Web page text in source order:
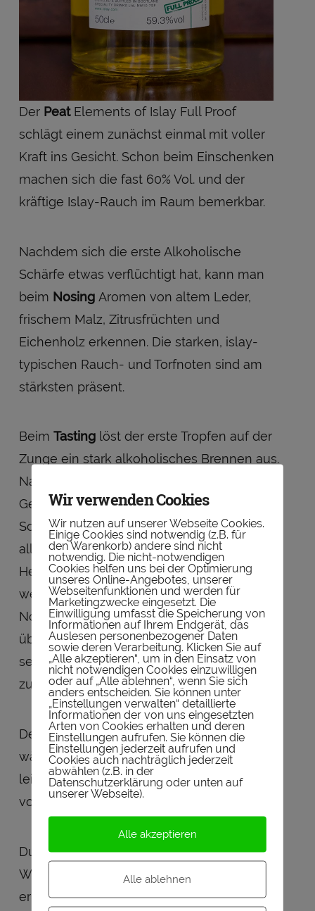
Der PeatElements of Islay Full Proof
schlägt einem zunächst einmal mit voller
Kraft ins Gesicht. Schon beim Einschenken
machen sich die fast 60% Vol. und der
kräftige Islay-Rauch im Raum bemerkbar.
Nachdem sich die erste Alkoholische
Schärfe etwas verflüchtigt hat, kann man
beim Nosing Aromen von altem Leder,
frischem Malz, Zitrusfrüchten und
Eichenholz erkennen. Die starken, islay-
typischen Rauch- und Torfnoten sind am
stärksten präsent.
Beim Tastinglöst der erste Tropfen auf der
Zunge ein stark alkoholisches Brennen aus.
Nachdem dieses nachlässt, machen sich
Geschmacksnoten von Getreide, dunkler
Schokolade, verschiedenen Früchten (vor
allem Apfel und Birne), leichten
Heidekräutern und Eiche bemerkbar. Diese
werden allerdings wieder – wie beim
Nosing – vom starken Torf und Rauch
übertüncht. Der intensive Rauchgeschmack
setzt sich aus Lagerfeuer und leichtem Jod
zusammen.
Der Abgangist sehr lange, sehr scharf,
wärmend, torfig und rauchig. Es bleibt eine
leichte Süße von Obst und der Geschmack
von erdigem Torf im Mund zurück.
Durch die Zugabe von ein paar Trofen
Wasser lässt sich dieser Blended Malt
erheblich entschärfen.
Wir verwenden Cookies
Wir nutzen auf unserer Webseite Cookies.
Einige Cookies sind notwendig (z.B. für
den Warenkorb) andere sind nicht
notwendig. Die nicht-notwendigen
Cookies helfen uns bei der Optimierung
unseres Online-Angebotes, unserer
Webseitenfunktionen und werden für
Marketingzwecke eingesetzt. Die
Einwilligung umfasst die Speicherung von
Informationen auf Ihrem Endgerät, das
Auslesen personenbezogener Daten
sowie deren Verarbeitung. Klicken Sie auf
„Alle akzeptieren“, um in den Einsatz von
nicht notwendigen Cookies einzuwilligen
oder auf „Alle ablehnen“, wenn Sie sich
anders entscheiden. Sie können unter
„Einstellungen verwalten“ detaillierte
Informationen der von uns eingesetzten
Arten von Cookies erhalten und deren
Einstellungen aufrufen. Sie können die
Einstellungen jederzeit aufrufen und
Cookies auch nachträglich jederzeit
abwählen (z.B. in der
Datenschutzerklärung oder unten auf
unserer Webseite).
Alle akzeptieren
Alle ablehnen